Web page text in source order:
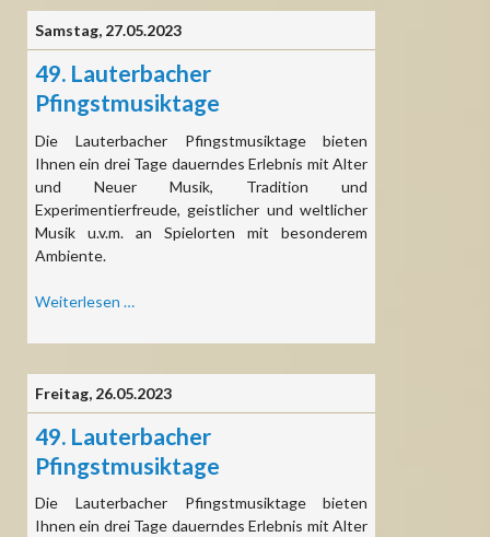
Samstag, 27.05.2023
49. Lauterbacher
Pfingstmusiktage
Die Lauterbacher Pfingstmusiktage bieten
Ihnen ein drei Tage dauerndes Erlebnis mit Alter
und Neuer Musik, Tradition und
Experimentierfreude, geistlicher und weltlicher
Musik u.v.m. an Spielorten mit besonderem
Ambiente.
Weiterlesen …
Pfingstmusiktage
Freitag, 26.05.2023
49. Lauterbacher
Pfingstmusiktage
Die Lauterbacher Pfingstmusiktage bieten
Ihnen ein drei Tage dauerndes Erlebnis mit Alter